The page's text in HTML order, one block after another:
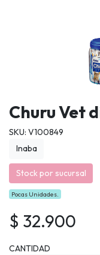
Churu Vet
SKU: V100849
Inaba
Stock por sucursal
Pocas Unidades.
$ 32.900
CANTIDAD